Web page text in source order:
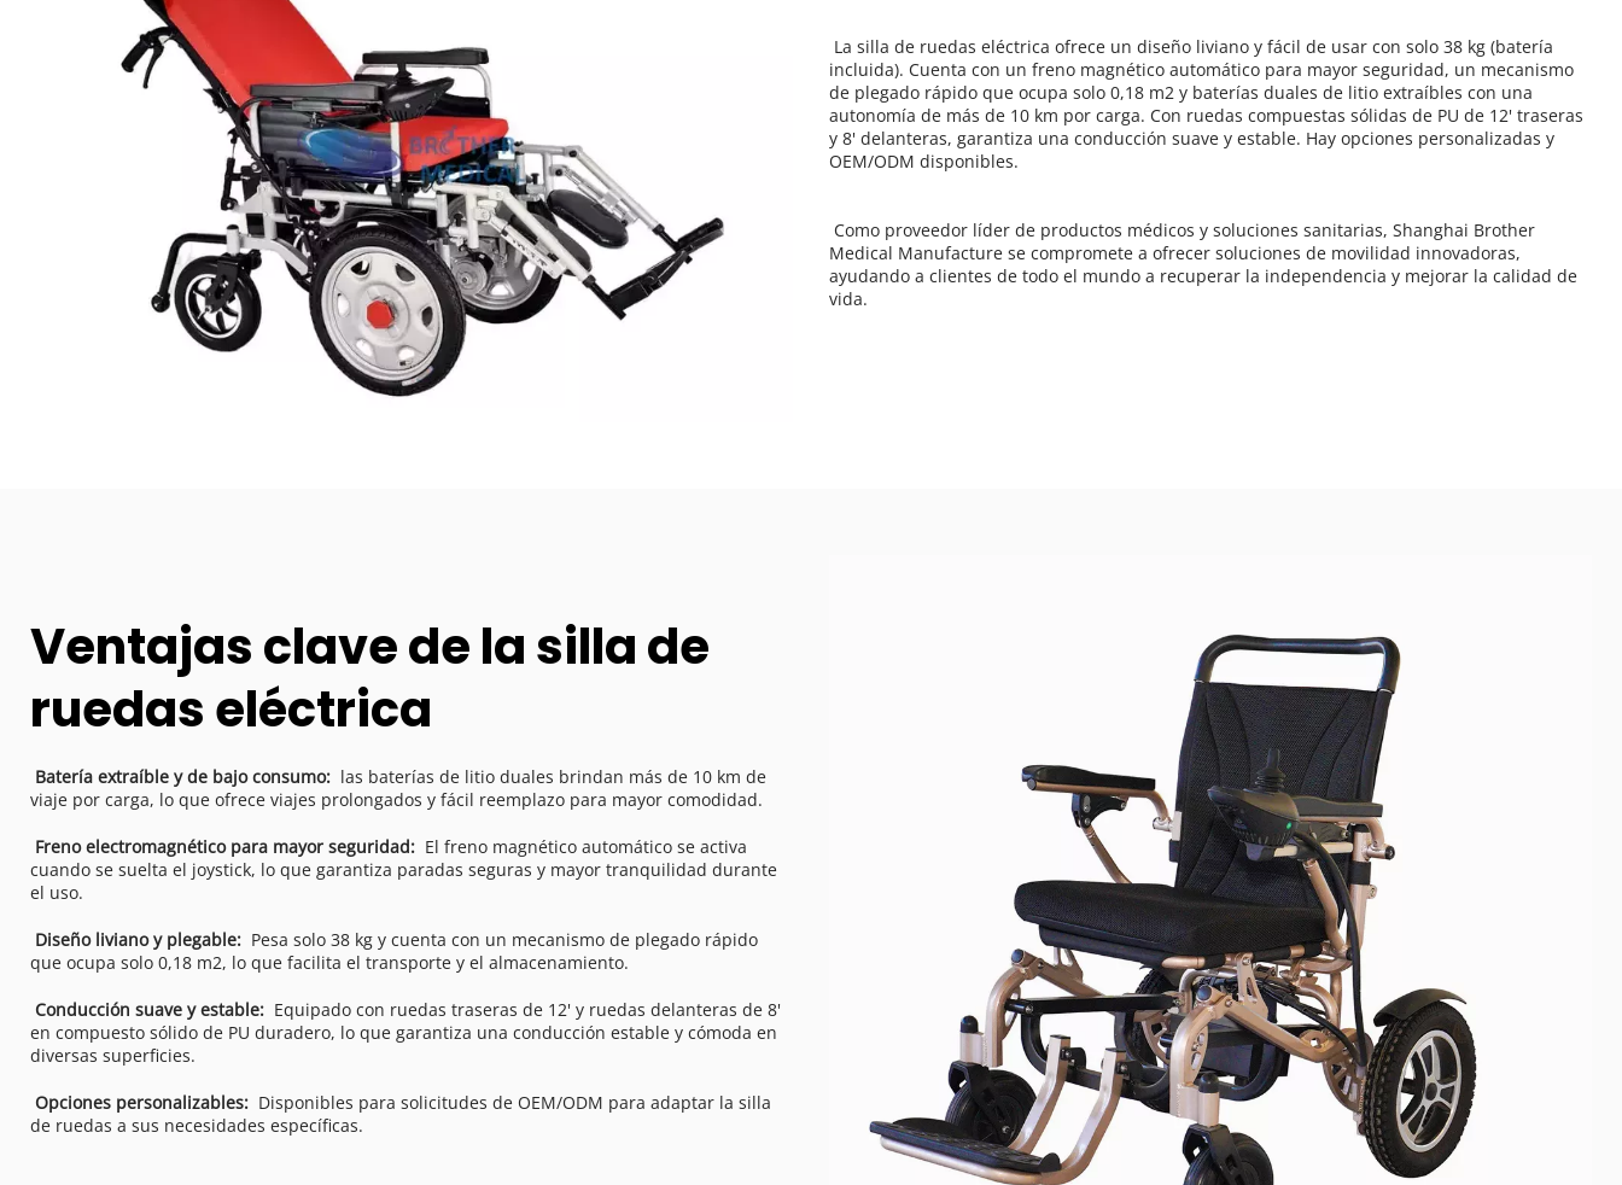
incluida). Cuenta con un freno magnético automático para mayor seguridad, un mecanismo
de plegado rápido que ocupa solo 0,18 m2 y baterías duales de litio extraíbles con una
autonomía de más de 10 km por carga. Con ruedas compuestas sólidas de PU de 12' traseras
y 8' delanteras, garantiza una conducción suave y estable. Hay opciones personalizadas y
OEM/ODM disponibles.
Medical Manufacture se compromete a ofrecer soluciones de movilidad innovadoras,
ayudando a clientes de todo el mundo a recuperar la independencia y mejorar la calidad de
vida.
Ventajas clave de la silla de
ruedas eléctrica
Batería extraíble y de bajo consumo: las baterías de litio duales brindan más de 10 km de
viaje por carga, lo que ofrece viajes prolongados y fácil reemplazo para mayor comodidad.
Freno electromagnético para mayor seguridad: El freno magnético automático se activa
cuando se suelta el joystick, lo que garantiza paradas seguras y mayor tranquilidad durante
el uso.
Diseño liviano y plegable: Pesa solo 38 kg y cuenta con un mecanismo de plegado rápido
que ocupa solo 0,18 m2, lo que facilita el transporte y el almacenamiento.
Conducción suave y estable: Equipado con ruedas traseras de 12' y ruedas delanteras de 8'
en compuesto sólido de PU duradero, lo que garantiza una conducción estable y cómoda en
diversas superficies.
Opciones personalizables: Disponibles para solicitudes de OEM/ODM para adaptar la silla
de ruedas a sus necesidades específicas.